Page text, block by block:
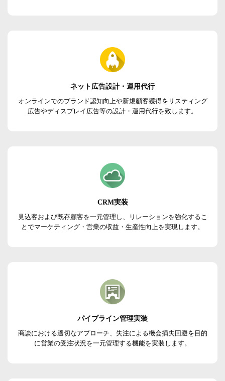
ネット広告設計・運用代行
オンラインでのブランド認知向上や新規顧客獲得をリスティング
広告やディスプレイ広告等の設計・運用代行を致します。
CRM実装
見込客および既存顧客を一元管理し、リレーションを強化するこ
とでマーケティング・営業の収益・生産性向上を実現します。
パイプライン管理実装
商談における適切なアプローチ、失注による機会損失回避を目的
に営業の受注状況を一元管理する機能を実装します。